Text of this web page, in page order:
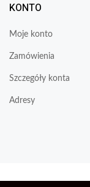
KONTO
Moje konto
Zamówienia
Szczegóły konta
Adresy